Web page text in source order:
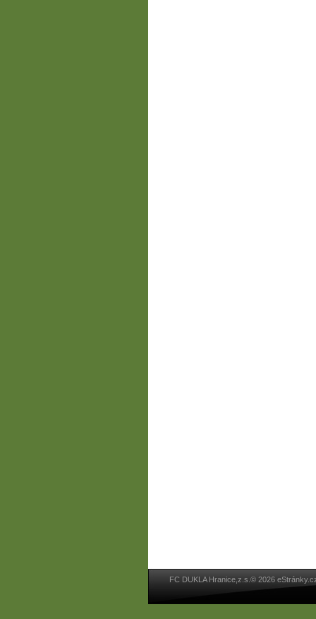
FC DUKLA Hranice,z.s.© 2026